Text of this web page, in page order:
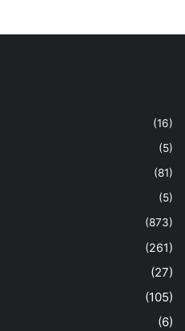
(16)
(5)
(81)
(5)
(873)
(261)
(27)
(105)
(6)